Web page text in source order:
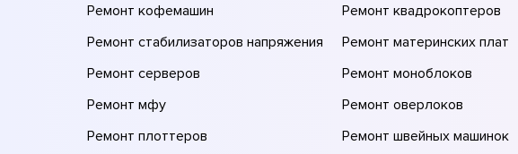
Ремонт кофемашин
Ремонт стабилизаторов напряжения
Ремонт серверов
Ремонт мфу
Ремонт плоттеров
Ремонт квадрокоптеров
Ремонт материнских плат
Ремонт моноблоков
Ремонт оверлоков
Ремонт швейных машинок